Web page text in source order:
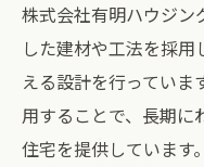
株式会社有明ハウジン
した建材や工法を採
える設計を行っていま
用することで、長期に
住宅を提供しています